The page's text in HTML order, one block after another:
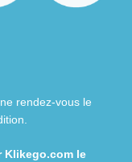
rendez-vous le
Klikego.com le